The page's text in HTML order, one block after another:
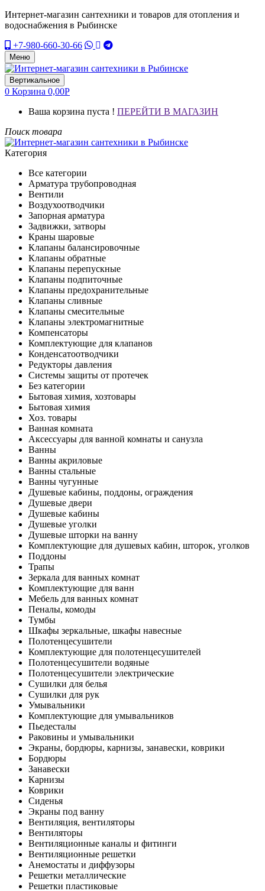
Интернет-магазин сантехники и товаров для отопления и
водоснабжения в Рыбинске
+7-980-660-30-66
Меню
Вертикальное
0 Корзина 0,00Р
Ваша корзина пуста ! ПЕРЕЙТИ В МАГАЗИН
Поиск товара
Категория
Все категории
Арматура трубопроводная
Вентили
Воздухоотводчики
Запорная арматура
Задвижки, затворы
Краны шаровые
Клапаны балансировочные
Клапаны обратные
Клапаны перепускные
Клапаны подпиточные
Клапаны предохранительные
Клапаны сливные
Клапаны смесительные
Клапаны электромагнитные
Компенсаторы
Комплектующие для клапанов
Конденсатоотводчики
Редукторы давления
Системы защиты от протечек
Без категории
Бытовая химия, хозтовары
Бытовая химия
Хоз. товары
Ванная комната
Аксессуары для ванной комнаты и санузла
Ванны
Ванны акриловые
Ванны стальные
Ванны чугунные
Душевые кабины, поддоны, ограждения
Душевые двери
Душевые кабины
Душевые уголки
Душевые шторки на ванну
Комплектующие для душевых кабин, шторок, уголков
Поддоны
Трапы
Зеркала для ванных комнат
Комплектующие для ванн
Мебель для ванных комнат
Пеналы, комоды
Тумбы
Шкафы зеркальные, шкафы навесные
Полотенцесушители
Комплектующие для полотенцесушителей
Полотенцесушители водяные
Полотенцесушители электрические
Сушилки для белья
Сушилки для рук
Умывальники
Комплектующие для умывальников
Пьедесталы
Раковины и умывальники
Экраны, бордюры, карнизы, занавески, коврики
Бордюры
Занавески
Карнизы
Коврики
Сиденья
Экраны под ванну
Вентиляция, вентиляторы
Вентиляторы
Вентиляционные каналы и фитинги
Вентиляционные решетки
Анемостаты и диффузоры
Решетки металлические
Решетки пластиковые